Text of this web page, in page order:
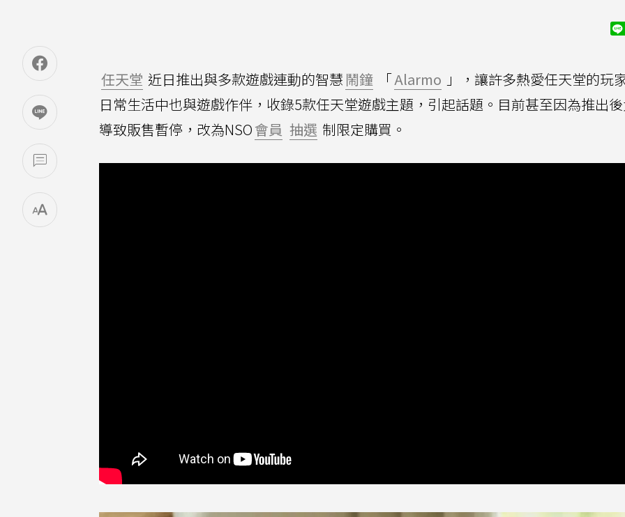
任天堂 近日推出與多款遊戲連動的智慧 鬧鐘 「Alarmo 」，讓許多熱愛任天堂的玩
日常生活中也與遊戲作伴，收錄5款任天堂遊戲主題，引起話題。目前甚至因為推出
導致販售暫停，改為NSO會員 抽選 制限定購買。